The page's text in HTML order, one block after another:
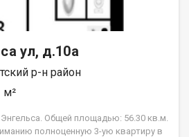
ул, д.10а
р-н район
м²
Общей площадью: 56.30 кв.м.
полноценную 3-ую квартиру в